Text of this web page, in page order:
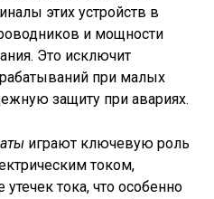
этих устройств в
и мощности
Это исключит
при малых
защиту при авариях.
играют ключевую роль
током,
тока, что особенно